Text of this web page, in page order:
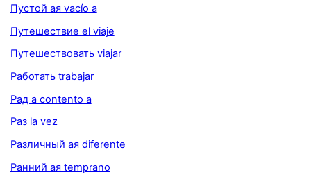
Пустой ая vacío a
Путешествие el viaje
Путешествовать viajar
Работать trabajar
Рад а contento a
Раз la vez
Различный ая diferente
Ранний ая temprano